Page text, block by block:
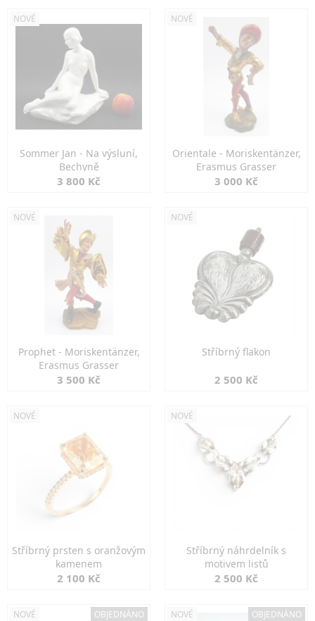
NOVÉ
Sommer Jan - Na výsluní,
Bechyně
3 800 Kč
NOVÉ
Orientale - Moriskentänzer,
Erasmus Grasser
3 000 Kč
NOVÉ
Prophet - Moriskentänzer,
Erasmus Grasser
3 500 Kč
NOVÉ
Stříbrný flakon
2 500 Kč
NOVÉ
Stříbrný prsten s oranžovým
kamenem
2 100 Kč
NOVÉ
Stříbrný náhrdelník s
motivem listů
2 500 Kč
NOVÉ OBJEDNÁNO NOVÉ OBJEDNÁNO